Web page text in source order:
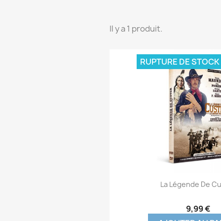
Il y a 1 produit.
Aperçu
La Légende De
9,99 €
RUPTURE DE STOCK